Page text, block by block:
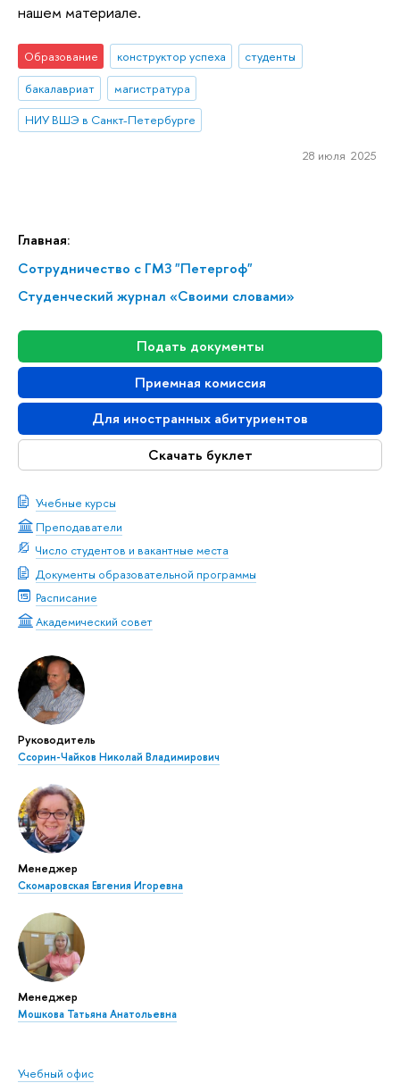
Главная:
Сотрудничество с ГМЗ "Петергоф"
Студенческий журнал «Своими словами»
Подать документы
Приемная комиссия
Для иностранных абитуриентов
Скачать буклет
Учебные курсы
Преподаватели
Число студентов и вакантные места
Документы образовательной программы
Расписание
Академический совет
Руководитель
Ссорин-Чайков Николай Владимирович
Менеджер
Скомаровская Евгения Игоревна
Менеджер
Мошкова Татьяна Анатольевна
Учебный офис
нашем материале.
Образование конструктор успеха
студенты
бакалавриат
магистратура
НИУ ВШЭ в Санкт-Петербурге
28 июля 2025